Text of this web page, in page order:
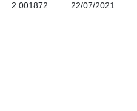
2.001872 22/07/2021